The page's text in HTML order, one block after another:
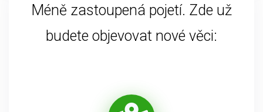
Méně zastoupená pojetí. Zde už
budete objevovat nové věci: